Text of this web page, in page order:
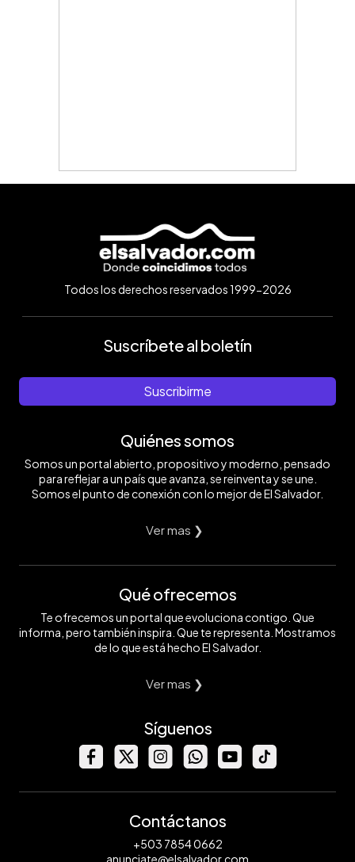
Todos los derechos reservados 1999-2026
Suscríbete al boletín
Suscribirme
Quiénes somos
Somos un portal abierto, propositivo y moderno, pensado
para reflejar a un país que avanza, se reinventa y se une.
Somos el punto de conexión con lo mejor de El Salvador.
Ver mas ❯
Qué ofrecemos
Te ofrecemos un portal que evoluciona contigo. Que
informa, pero también inspira. Que te representa. Mostramos
de lo que está hecho El Salvador.
Ver mas ❯
Síguenos
Contáctanos
+503 7854 0662